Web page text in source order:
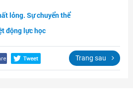
lỏng. Sự chuyển thể
động lực học
Trang sau